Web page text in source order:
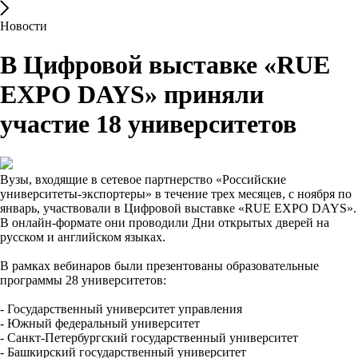
Новости
В Цифровой выставке «RUE
EXPO DAYS» приняли
участие 18 университетов
Вузы, входящие в сетевое партнерство «Российские
университеты-экспортеры» в течение трех месяцев, с ноября по
январь, участвовали в Цифровой выставке «RUE EXPO DAYS».
В онлайн-формате они проводили Дни открытых дверей на
русском и английском языках.
В рамках вебинаров были презентованы образовательные
программы 28 университетов:
- Государственный университет управления
- Южный федеральный университет
- Санкт-Петербургский государственный университет
- Башкирский государственный университет